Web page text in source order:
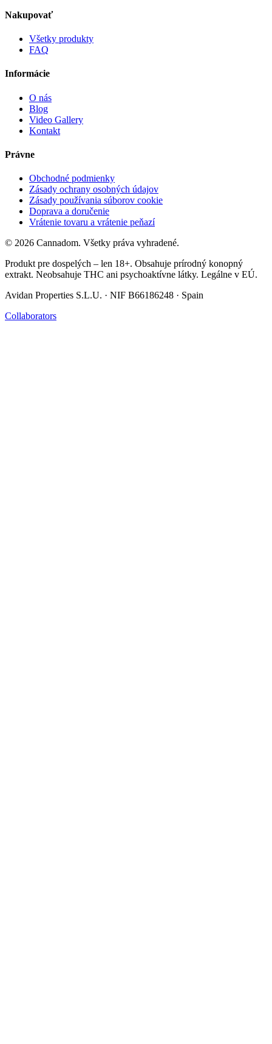
Nakupovať
Všetky produkty
FAQ
Informácie
O nás
Blog
Video Gallery
Kontakt
Právne
Obchodné podmienky
Zásady ochrany osobných údajov
Zásady používania súborov cookie
Doprava a doručenie
Vrátenie tovaru a vrátenie peňazí
© 2026 Cannadom. Všetky práva vyhradené.
Produkt pre dospelých – len 18+. Obsahuje prírodný konopný
extrakt. Neobsahuje THC ani psychoaktívne látky. Legálne v EÚ.
Avidan Properties S.L.U. · NIF B66186248 · Spain
Collaborators